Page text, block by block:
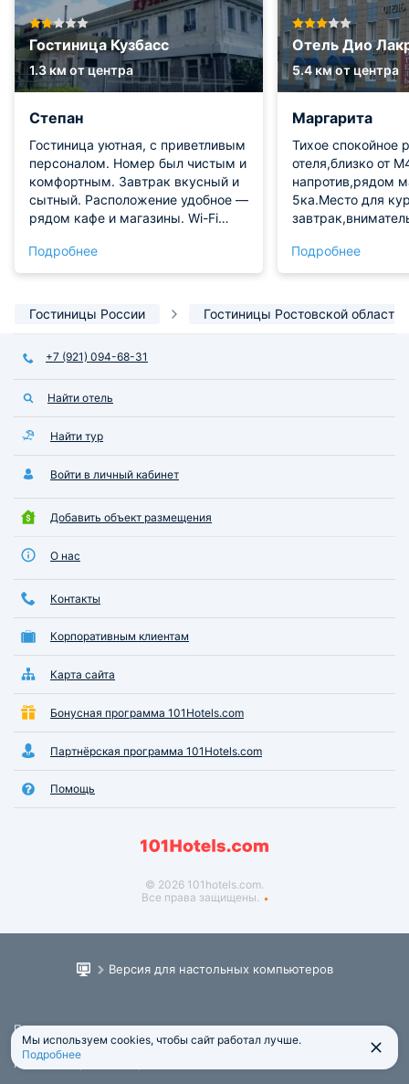
Гостиница Кузбасс
1.3 км от центра
Степан
Гостиница уютная, с приветливым
персоналом. Номер был чистым и
комфортным. Завтрак вкусный и
сытный. Расположение удобное —
рядом кафе и магазины. Wi-Fi
Подробнее
Отель Дио
5.4 км от центра
Маргарита
Тихое спокойное
отеля,близко от
напротив,рядом
5ка.Место для
всё необходимое
комфортного
Всё отлично, всё
Подробнее
Гостиницы России Гостиницы Ростовской области
+7 (921) 094-68-31
Найти отель
Найти тур
Войти в личный кабинет
Добавить объект размещения
О нас
Контакты
Корпоративным клиентам
Карта сайта
Бонусная программа 101Hotels.com
Партнёрская программа 101Hotels.com
Помощь
© 2026 101hotels.com.
Все права защищены.
Версия для настольных компьютеров
Пользовательское соглашение
Юридическая информация
Политика обработки персональных данных
Мы используем cookies, чтобы сайт работал лучше.
Подробнее